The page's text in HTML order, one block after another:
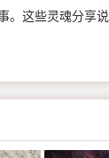
。这些灵魂分享